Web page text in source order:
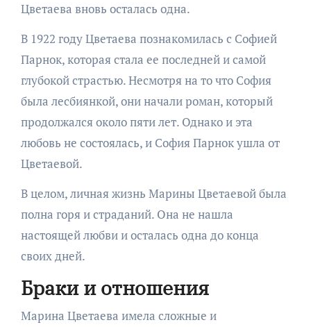
Цветаева вновь осталась одна.
В 1922 году Цветаева познакомилась с Софией
Парнок, которая стала ее последней и самой
глубокой страстью. Несмотря на то что София
была лесбиянкой, они начали роман, который
продолжался около пяти лет. Однако и эта
любовь не состоялась, и София Парнок ушла от
Цветаевой.
В целом, личная жизнь Марины Цветаевой была
полна горя и страданий. Она не нашла
настоящей любви и осталась одна до конца
своих дней.
Браки и отношения
Марина Цветаева имела сложные и